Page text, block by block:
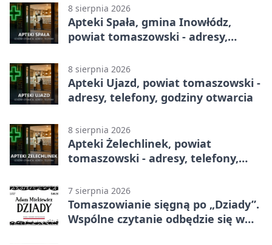
8 sierpnia 2026
Apteki Spała, gmina Inowłódz,
powiat tomaszowski - adresy,
8 sierpnia 2026
Apteki Ujazd, powiat tomaszowski -
adresy, telefony, godziny otwarcia
8 sierpnia 2026
Apteki Żelechlinek, powiat
tomaszowski - adresy, telefony,
7 sierpnia 2026
Tomaszowianie sięgną po „Dziady”.
Wspólne czytanie odbędzie się w